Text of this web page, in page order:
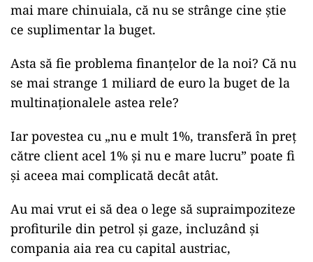
mai mare chinuiala, că nu se strânge cine știe
ce suplimentar la buget.
Asta să fie problema finanțelor de la noi? Că nu
se mai strange 1 miliard de euro la buget de la
multinaționalele astea rele?
Iar povestea cu „nu e mult 1%, transferă în preț
către client acel 1% și nu e mare lucru” poate fi
și aceea mai complicată decât atât.
Au mai vrut ei să dea o lege să supraimpoziteze
profiturile din petrol și gaze, incluzând și
compania aia rea cu capital austriac,